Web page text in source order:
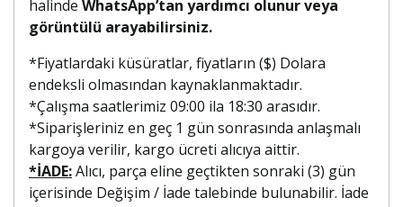
halinde WhatsApp’tan yardımcı olunur veya
görüntülü arayabilirsiniz.
*Fiyatlardaki küsüratlar, fiyatların ($) Dolara
endeksli olmasından kaynaklanmaktadır.
*Çalışma saatlerimiz 09:00 ila 18:30 arasıdır.
*Siparişleriniz en geç 1 gün sonrasında anlaşmalı
kargoya verilir, kargo ücreti alıcıya aittir.
*İADE:Alıcı, parça eline geçtikten sonraki (3) gün
içerisinde Değişim / İade talebinde bulunabilir. İade